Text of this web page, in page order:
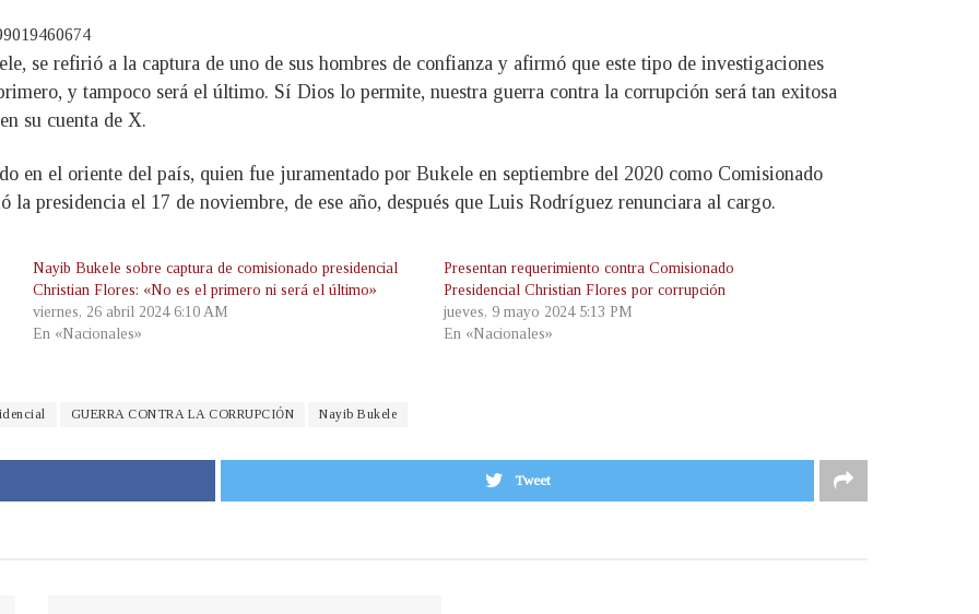
se refirió a la captura de uno de sus hombres de confianza y afirmó que este tipo de investigaciones
y tampoco será el último. Sí Dios lo permite, nuestra guerra contra la corrupción será tan exitosa
su cuenta de X.
en el oriente del país, quien fue juramentado por Bukele en septiembre del 2020 como Comisionado
la presidencia el 17 de noviembre, de ese año, después que Luis Rodríguez renunciara al cargo.
Nayib Bukele sobre captura de comisionado presidencial
Christian Flores: «No es el primero ni será el último»
viernes, 26 abril 2024 6:10 AM
En «Nacionales»
Presentan requerimiento contra Comisionado
Presidencial Christian Flores por corrupción
jueves, 9 mayo 2024 5:13 PM
En «Nacionales»
GUERRA CONTRA LA CORRUPCIÓN Nayib Bukele
Tweet